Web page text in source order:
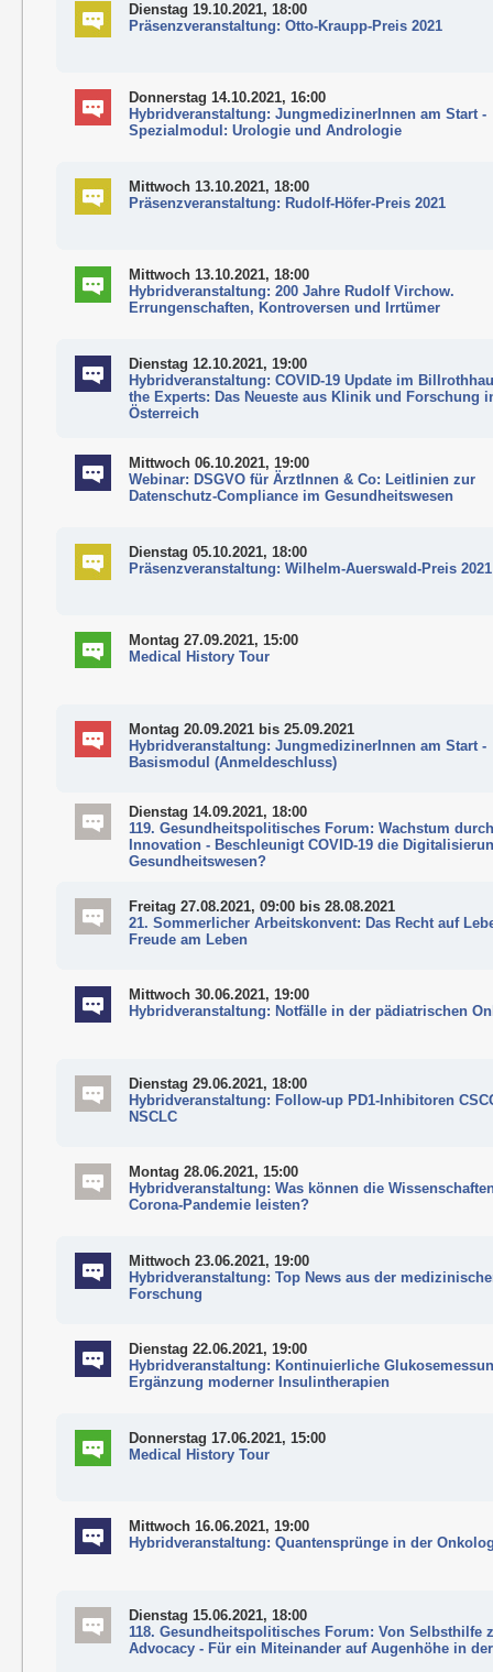
Dienstag 19.10.2021, 18:00
Präsenzveranstaltung: Otto-Kraupp-Preis 2021
Donnerstag 14.10.2021, 16:00
Hybridveranstaltung: JungmedizinerInnen am Start -
Spezialmodul: Urologie und Andrologie
Mittwoch 13.10.2021, 18:00
Präsenzveranstaltung: Rudolf-Höfer-Preis 2021
Mittwoch 13.10.2021, 18:00
Hybridveranstaltung: 200 Jahre Rudolf Virchow.
Errungenschaften, Kontroversen und Irrtümer
Dienstag 12.10.2021, 19:00
Hybridveranstaltung: COVID-19 Update im
the Experts: Das Neueste aus Klinik und Forschung
Österreich
Mittwoch 06.10.2021, 19:00
Webinar: DSGVO für ÄrztInnen & Co: Leitlinien zur
Datenschutz-Compliance im Gesundheitswesen
Dienstag 05.10.2021, 18:00
Präsenzveranstaltung: Wilhelm-Auerswald-Preis 2021
Montag 27.09.2021, 15:00
Medical History Tour
Montag 20.09.2021 bis 25.09.2021
Hybridveranstaltung: JungmedizinerInnen am Start -
Basismodul (Anmeldeschluss)
Dienstag 14.09.2021, 18:00
119. Gesundheitspolitisches Forum: Wachstum
Innovation - Beschleunigt COVID-19 die
Gesundheitswesen?
Freitag 27.08.2021, 09:00 bis 28.08.2021
21. Sommerlicher Arbeitskonvent: Das Recht auf
Freude am Leben
Mittwoch 30.06.2021, 19:00
Hybridveranstaltung: Notfälle in der pädiatrischen
Dienstag 29.06.2021, 18:00
Hybridveranstaltung: Follow-up PD1-Inhibitoren
NSCLC
Montag 28.06.2021, 15:00
Hybridveranstaltung: Was können die
Corona-Pandemie leisten?
Mittwoch 23.06.2021, 19:00
Hybridveranstaltung: Top News aus der
Forschung
Dienstag 22.06.2021, 19:00
Hybridveranstaltung: Kontinuierliche
Ergänzung moderner Insulintherapien
Donnerstag 17.06.2021, 15:00
Medical History Tour
Mittwoch 16.06.2021, 19:00
Hybridveranstaltung: Quantensprünge in der
Dienstag 15.06.2021, 18:00
118. Gesundheitspolitisches Forum: Von Selbsthilfe
Advocacy - Für ein Miteinander auf Augenhöhe in